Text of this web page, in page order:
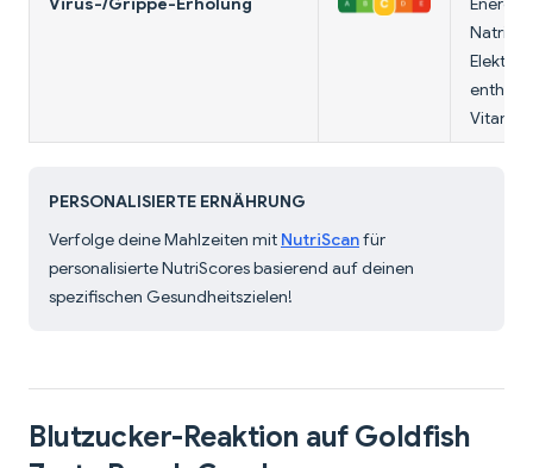
enthält
PERSONALISIERTE ERNÄHRUNG
Verfolge deine Mahlzeiten mit NutriScanfür
personalisierte NutriScores basierend auf deinen
spezifischen Gesundheitszielen!
Blutzucker-Reaktion auf Goldfish